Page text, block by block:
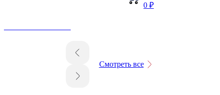
0 ₽
Смотреть все